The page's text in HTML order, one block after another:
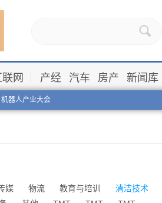
机器人产业大会
联网 产经 汽车 房产 新闻库
媒 物流 教育与培训 清洁技术